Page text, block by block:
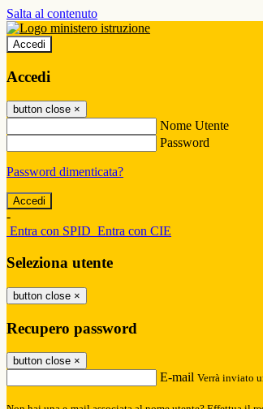
Salta al contenuto
Accedi
Accedi
button close ×
Nome Utente
Password
Password dimenticata?
-
Entra con SPID Entra con CIE
Seleziona utente
button close ×
Recupero password
button close ×
E-mail Verrà inviato